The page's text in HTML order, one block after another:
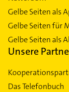
Gelbe Seiten als
Gelbe Seiten für
Gelbe Seiten als
Unsere
Das Telefonbuch